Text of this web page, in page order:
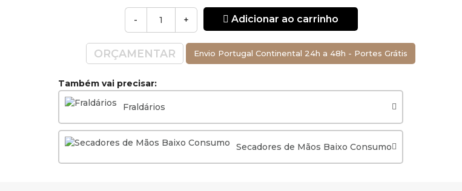
- + Adicionar ao carrinho
ORÇAMENTAR Envio Portugal Continental 24h a 48h - Portes Grátis
Também vai precisar:
Fraldários
Secadores de Mãos Baixo Consumo